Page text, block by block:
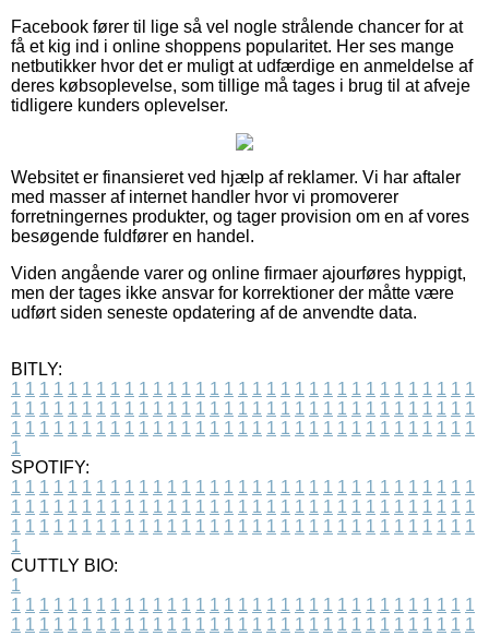
Facebook fører til lige så vel nogle strålende chancer for at
få et kig ind i online shoppens popularitet. Her ses mange
netbutikker hvor det er muligt at udfærdige en anmeldelse af
deres købsoplevelse, som tillige må tages i brug til at afveje
tidligere kunders oplevelser.
Websitet er finansieret ved hjælp af reklamer. Vi har aftaler
med masser af internet handler hvor vi promoverer
forretningernes produkter, og tager provision om en af vores
besøgende fuldfører en handel.
Viden angående varer og online firmaer ajourføres hyppigt,
men der tages ikke ansvar for korrektioner der måtte være
udført siden seneste opdatering af de anvendte data.
BITLY:
1 1 1 1 1 1 1 1 1 1 1 1 1 1 1 1 1 1 1 1 1 1 1 1 1 1 1 1 1 1 1 1 1
1 1 1 1 1 1 1 1 1 1 1 1 1 1 1 1 1 1 1 1 1 1 1 1 1 1 1 1 1 1 1 1 1
1 1 1 1 1 1 1 1 1 1 1 1 1 1 1 1 1 1 1 1 1 1 1 1 1 1 1 1 1 1 1 1 1
1
SPOTIFY:
1 1 1 1 1 1 1 1 1 1 1 1 1 1 1 1 1 1 1 1 1 1 1 1 1 1 1 1 1 1 1 1 1
1 1 1 1 1 1 1 1 1 1 1 1 1 1 1 1 1 1 1 1 1 1 1 1 1 1 1 1 1 1 1 1 1
1 1 1 1 1 1 1 1 1 1 1 1 1 1 1 1 1 1 1 1 1 1 1 1 1 1 1 1 1 1 1 1 1
1
CUTTLY BIO:
1
1 1 1 1 1 1 1 1 1 1 1 1 1 1 1 1 1 1 1 1 1 1 1 1 1 1 1 1 1 1 1 1 1
1 1 1 1 1 1 1 1 1 1 1 1 1 1 1 1 1 1 1 1 1 1 1 1 1 1 1 1 1 1 1 1 1